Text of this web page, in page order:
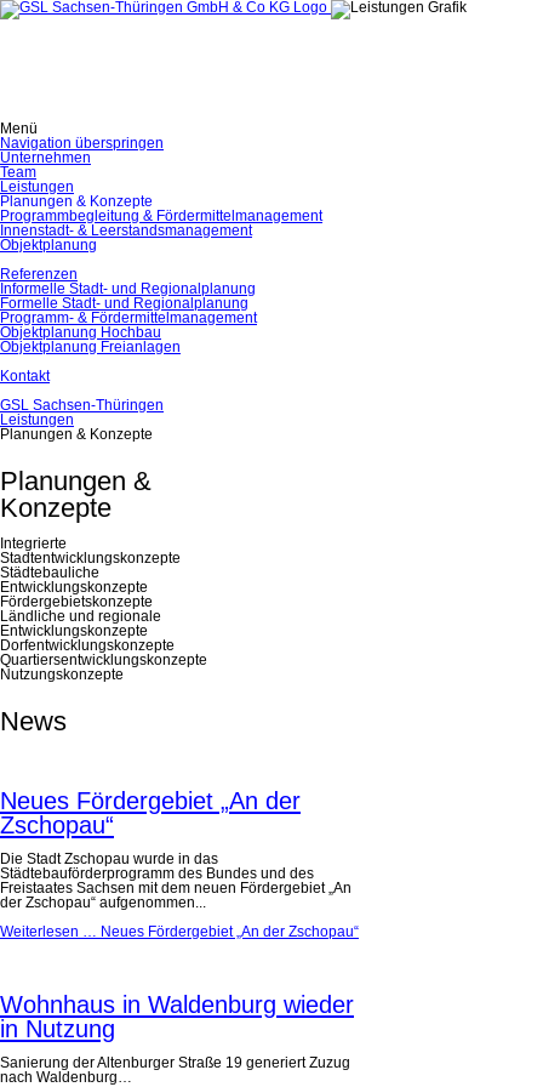
Menü
Navigation überspringen
Unternehmen
Team
Leistungen
Planungen & Konzepte
Programmbegleitung & Fördermittelmanagement
Innenstadt- & Leerstandsmanagement
Objektplanung
Referenzen
Informelle Stadt- und Regionalplanung
Formelle Stadt- und Regionalplanung
Programm- & Fördermittelmanagement
Objektplanung Hochbau
Objektplanung Freianlagen
Kontakt
GSL Sachsen-Thüringen
Leistungen
Planungen & Konzepte
Planungen &
Konzepte
Integrierte
Stadtentwicklungskonzepte
Städtebauliche
Entwicklungskonzepte
Fördergebietskonzepte
Ländliche und regionale
Entwicklungskonzepte
Dorfentwicklungskonzepte
Quartiersentwicklungskonzepte
Nutzungskonzepte
News
Neues Fördergebiet „An der
Zschopau“
Die Stadt Zschopau wurde in das
Städtebauförderprogramm des Bundes und des
Freistaates Sachsen mit dem neuen Fördergebiet „An
der Zschopau“ aufgenommen...
Weiterlesen … Neues Fördergebiet „An der Zschopau“
Wohnhaus in Waldenburg wieder
in Nutzung
Sanierung der Altenburger Straße 19 generiert Zuzug
nach Waldenburg…